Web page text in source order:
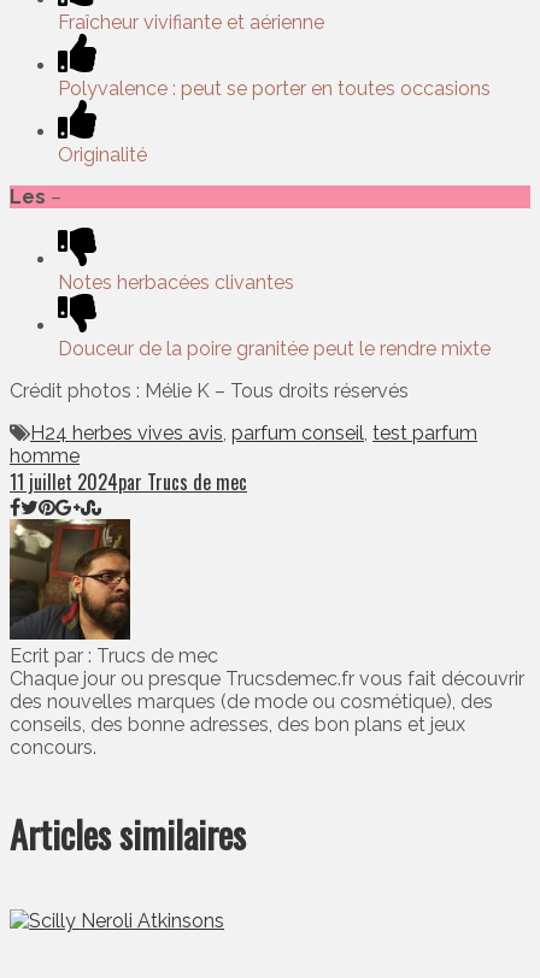
Fraîcheur vivifiante et aérienne
Polyvalence : peut se porter en toutes occasions
Originalité
Les –
Notes herbacées clivantes
Douceur de la poire granitée peut le rendre mixte
Crédit photos : Mélie K – Tous droits réservés
H24 herbes vives avis, parfum conseil, test parfum
homme
11 juillet 2024par Trucs de mec
Ecrit par : Trucs de mec
Chaque jour ou presque Trucsdemec.fr vous fait découvrir
des nouvelles marques (de mode ou cosmétique), des
conseils, des bonne adresses, des bon plans et jeux
concours.
Articles similaires